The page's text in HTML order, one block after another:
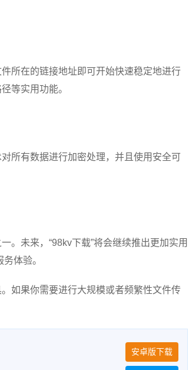
所在的链接地址即可开始快速稳定地进行
等实用功能。
所有数据进行加密处理，并且使用安全可
。未来，“98kv下载”将会继续推出更加实用
体验。
如果你需要进行大规模或者频繁性文件传
安卓版下载